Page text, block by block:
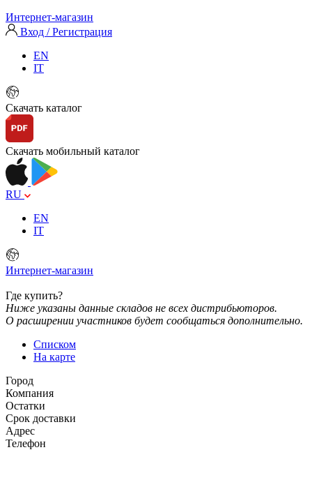
Интернет-магазин
Вход / Регистрация
EN
IT
Скачать каталог
Скачать мобильный каталог
RU
EN
IT
Интернет-магазин
Где купить?
Ниже указаны данные складов не всех дистрибьюторов.
О расширении участников будет сообщаться дополнительно.
Списком
На карте
Город
Компания
Остатки
Срок доставки
Адрес
Телефон